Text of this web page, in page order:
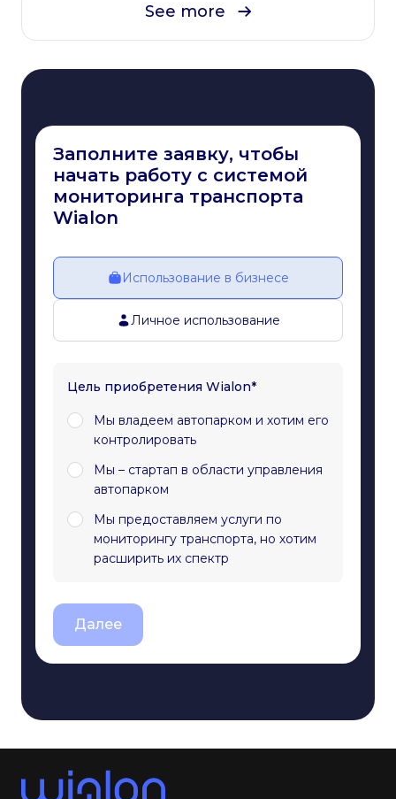
See more
Заполните заявку, чтобы
начать работу с системой
мониторинга транспорта
Wialon
Использование в бизнесе
Личное использование
Цель приобретения Wialon*
Мы владеем автопарком и хотим его
контролировать
Мы – стартап в области управления
автопарком
Мы предоставляем услуги по
мониторингу транспорта, но хотим
расширить их спектр
Далее